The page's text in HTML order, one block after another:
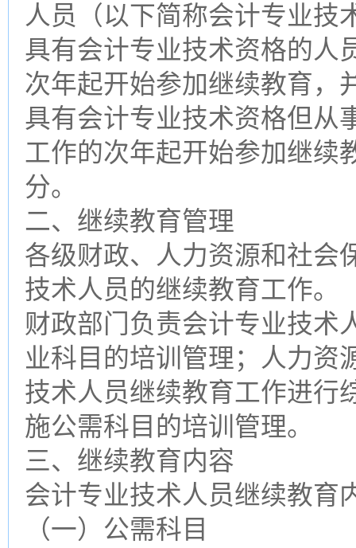
人员（以下简称会计专业技
具有会计专业技术资格的人
次年起开始参加继续教育，
具有会计专业技术资格但从
工作的次年起开始参加继续
分。
二、继续教育管理
各级财政、人力资源和社会
技术人员的继续教育工作。
财政部门负责会计专业技术
业科目的培训管理；人力资
技术人员继续教育工作进行
施公需科目的培训管理。
三、继续教育内容
会计专业技术人员继续教育
（一）公需科目